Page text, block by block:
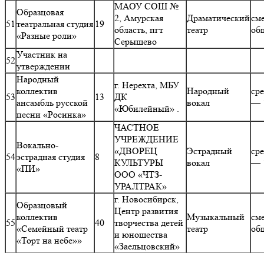
51
Образцовая
театральная студия
«Разные роли»
19
МАОУ СОШ №
2, Амурская
область, пгт
Серышево
Драматический
театр
52
Участник на
утверждении
53
Народный
коллектив
ансамбль русской
песни «Росинка»
13
г. Нерехта, МБУ
ДК
«Юбилейный» .
Народный
вокал
—
54
Вокально-
эстрадная студия
«ПИ»
8
ЧАСТНОЕ
УЧРЕЖДЕНИЕ
«ДВОРЕЦ
КУЛЬТУРЫ
ООО «ЧТЗ-
УРАЛТРАК»
Эстрадный
вокал
—
55
Образцовый
коллектив
«Семейный театр
«Торт на небе»»
40
г. Новосибирск,
Центр развития
творчества детей
и юношества
«Заельцовский»
Музыкальный
театр